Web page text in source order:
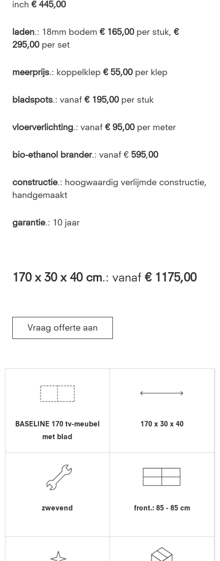
inch € 445,00
laden.: 18mm bodem € 165,00 per stuk, €
295,00 per set
meerprijs.: koppelklep € 55,00 per klep
bladspots.: vanaf € 195,00 per stuk
vloerverlichting.: vanaf € 95,00 per meter
bio-ethanol brander.: vanaf € 595,00
constructie.: hoogwaardig verlijmde constructie,
handgemaakt
garantie.: 10 jaar
170 x 30 x 40 cm.: vanaf € 1175,00
Vraag offerte aan
BASELINE 170 tv-meubel
met blad
170 x 30 x 40
zwevend front.: 85 - 85 cm